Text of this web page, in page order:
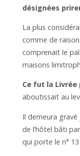
désignées
La plus
comme de
comprenait le
maisons
Ce fut la Livrée
aboutissait au
Il demeura gravé
de l’hôtel bâti
qui porte le n°